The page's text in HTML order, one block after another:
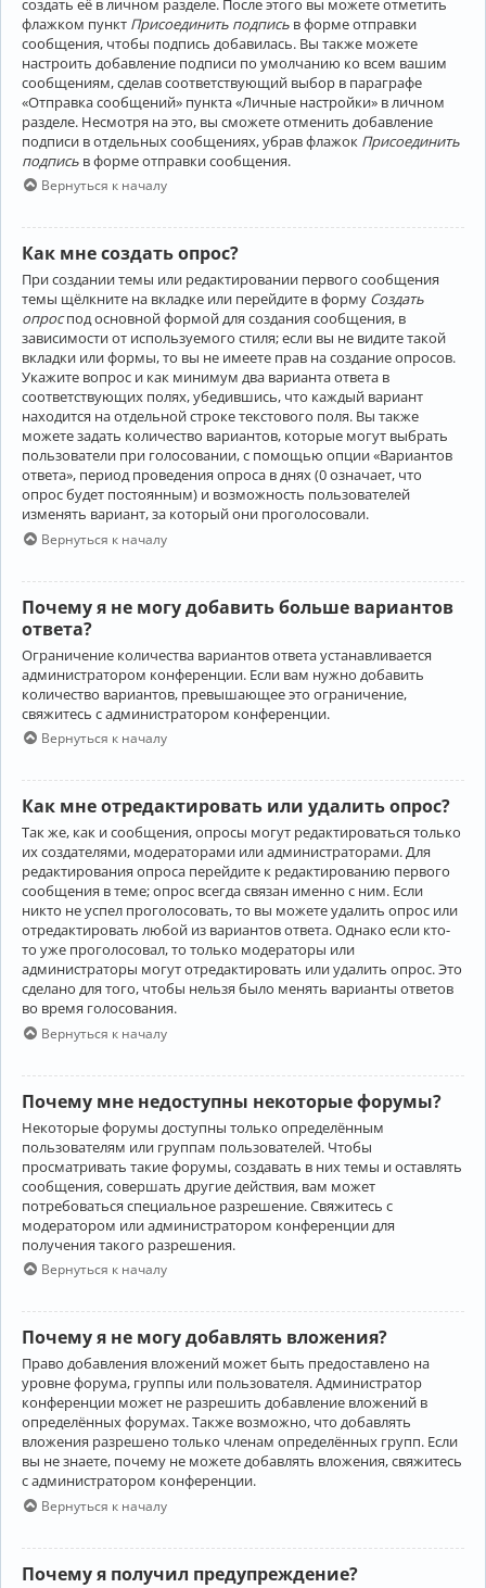
флажком пункт Присоединить подпись в форме отправки
сообщения, чтобы подпись добавилась. Вы также можете
настроить добавление подписи по умолчанию ко всем вашим
сообщениям, сделав соответствующий выбор в параграфе
«Отправка сообщений» пункта «Личные настройки» в личном
разделе. Несмотря на это, вы сможете отменить добавление
подписи в отдельных сообщениях, убрав флажок Присоединить
подпись в форме отправки сообщения.
Вернуться к началу
Как мне создать опрос?
При создании темы или редактировании первого сообщения
темы щёлкните на вкладке или перейдите в форму Создать
опроспод основной формой для создания сообщения, в
зависимости от используемого стиля; если вы не видите такой
вкладки или формы, то вы не имеете прав на создание опросов.
Укажите вопрос и как минимум два варианта ответа в
соответствующих полях, убедившись, что каждый вариант
находится на отдельной строке текстового поля. Вы также
можете задать количество вариантов, которые могут выбрать
пользователи при голосовании, с помощью опции «Вариантов
ответа», период проведения опроса в днях (0 означает, что
опрос будет постоянным) и возможность пользователей
изменять вариант, за который они проголосовали.
Вернуться к началу
Почему я не могу добавить больше вариантов
ответа?
Ограничение количества вариантов ответа устанавливается
администратором конференции. Если вам нужно добавить
количество вариантов, превышающее это ограничение,
свяжитесь с администратором конференции.
Вернуться к началу
Как мне отредактировать или удалить опрос?
Так же, как и сообщения, опросы могут редактироваться только
их создателями, модераторами или администраторами. Для
редактирования опроса перейдите к редактированию первого
сообщения в теме; опрос всегда связан именно с ним. Если
никто не успел проголосовать, то вы можете удалить опрос или
отредактировать любой из вариантов ответа. Однако если кто-
то уже проголосовал, то только модераторы или
администраторы могут отредактировать или удалить опрос. Это
сделано для того, чтобы нельзя было менять варианты ответов
во время голосования.
Вернуться к началу
Почему мне недоступны некоторые форумы?
Некоторые форумы доступны только определённым
пользователям или группам пользователей. Чтобы
просматривать такие форумы, создавать в них темы и оставлять
сообщения, совершать другие действия, вам может
потребоваться специальное разрешение. Свяжитесь с
модератором или администратором конференции для
получения такого разрешения.
Вернуться к началу
Почему я не могу добавлять вложения?
Право добавления вложений может быть предоставлено на
уровне форума, группы или пользователя. Администратор
конференции может не разрешить добавление вложений в
определённых форумах. Также возможно, что добавлять
вложения разрешено только членам определённых групп. Если
вы не знаете, почему не можете добавлять вложения, свяжитесь
с администратором конференции.
Вернуться к началу
Почему я получил предупреждение?